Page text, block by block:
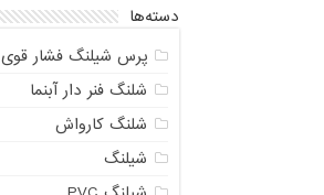
دسته‌ها
پرس شیلنگ فشار قوی
شلنگ فنر دار آبنما
شلنگ کارواش
شیلنگ